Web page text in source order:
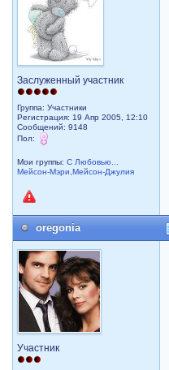
Заслуженный участник
Группа: Участники
Регистрация: 19 Апр 2005, 12:10
Сообщений: 9148
Пол:
Мои группы:С Любовью...
Мейсон-Мэри,Мейсон-Джулия
oregonia
Участник